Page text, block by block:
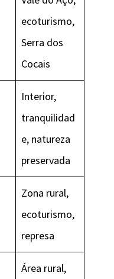
ecoturismo,
Serra dos
Cocais
Interior,
tranquilidad
e, natureza
preservada
Zona rural,
ecoturismo,
represa
Área rural,